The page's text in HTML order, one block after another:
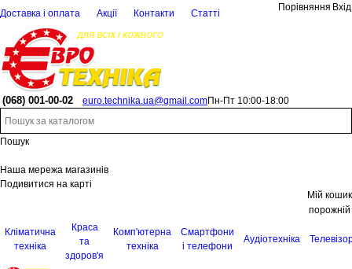
Доставка і оплата Акції Контакти Статті
Порівняння Вхід
(068) 001-00-02 euro.technika.ua@gmail.comПн-Пт 10:00-18:00
Пошук
Наша мережа магазинів
Подивитися на карті
Мій кошик
порожній
Кліматична
техніка
Краса
та
здоров'я
Комп'ютерна
техніка
Смартфони
і телефони
Аудіотехніка